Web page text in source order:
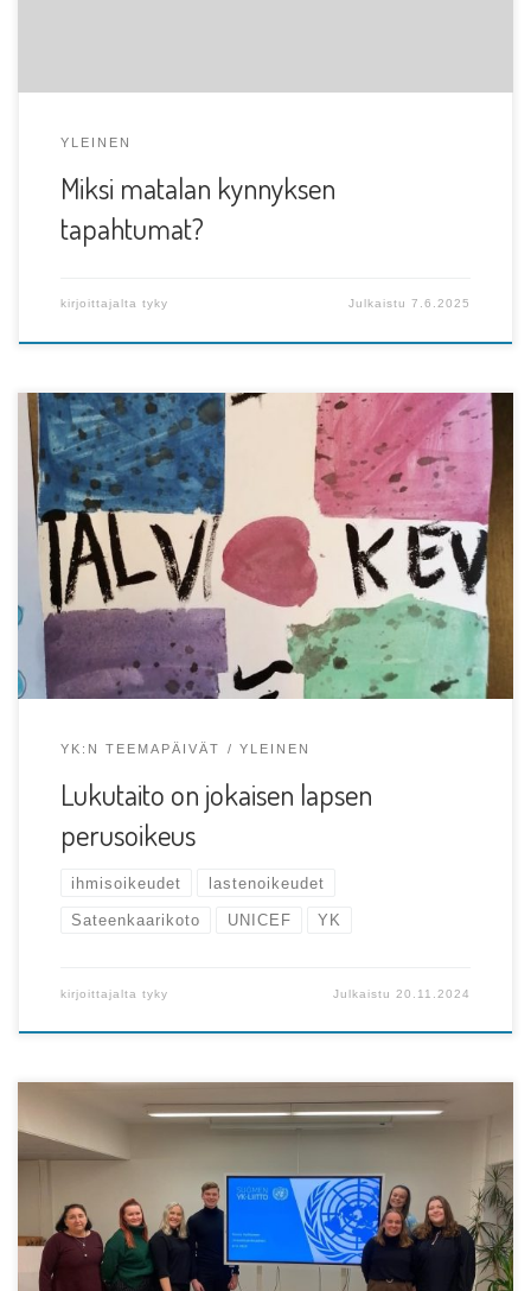
YLEINEN
Miksi matalan kynnyksen
tapahtumat?
kirjoittajalta tyky Julkaistu7.6.2025
Kansainvälistä lapsen oikeuksien päivää vietetään
vuosittain 20. marraskuuta. Silloin juhlistetaan YK:n lapsen
oikeuksien sopimusta, joka […]
YK:N TEEMAPÄIVÄT YLEINEN
Lukutaito on jokaisen lapsen
perusoikeus
ihmisoikeudet lastenoikeudet
Sateenkaarikoto UNICEF YK
kirjoittajalta tyky Julkaistu20.11.2024
Torstaina 8. joulukuuta oli viimein aika TYKy:n vuoden
2022 ekskursiolle! Tällä kertaa ekskursiolla suuntasimme
pääkaupunkiimme […]